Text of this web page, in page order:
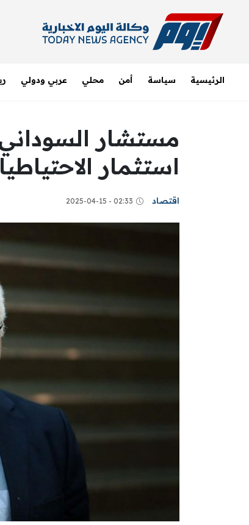
الرئيسية سياسة أمن محلي عربي ودولي
مستشار
استثمار
اقتصاد 02:33 - 2025-04-15